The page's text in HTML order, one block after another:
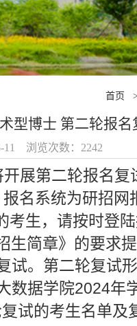
首页
型博士 第二轮报名
浏览次数： 2242
展第二轮报名复
报名系统为研招网
生，请按时登陆
生简章》的要求
试。第二轮复试
数据学院2024年
试的考生名单及